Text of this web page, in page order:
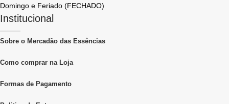
Domingo e Feriado (FECHADO)
Institucional
Sobre o Mercadão das Essências
Como comprar na Loja
Formas de Pagamento